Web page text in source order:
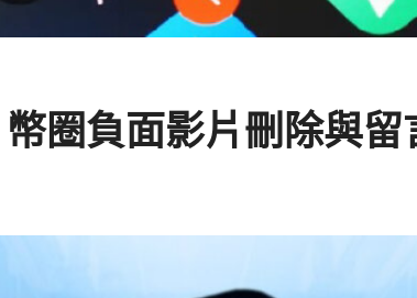
圈負面影片刪除與